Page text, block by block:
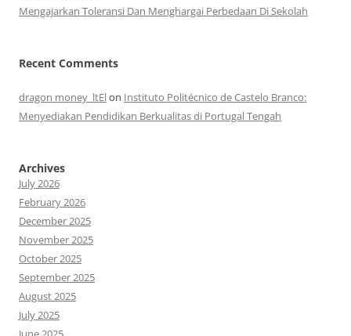
Mengajarkan Toleransi Dan Menghargai Perbedaan Di Sekolah
Recent Comments
dragon money_ltElon Instituto Politécnico de Castelo Branco:
Menyediakan Pendidikan Berkualitas di Portugal Tengah
Archives
July 2026
February 2026
December 2025
November 2025
October 2025
September 2025
August 2025
July 2025